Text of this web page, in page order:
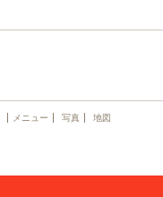
メニュー 写真 地図